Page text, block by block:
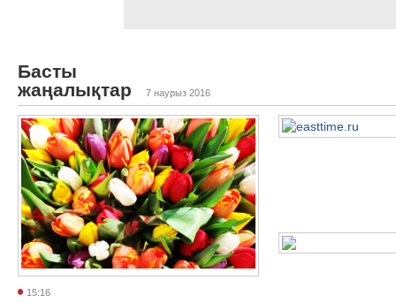
Басты
жаңалықтар
7 наурыз 2016
15:16